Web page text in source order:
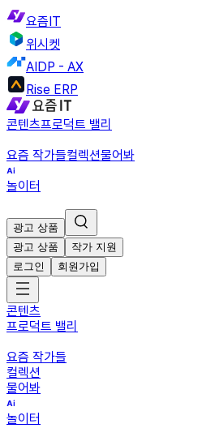
요즘IT
위시켓
AIDP - AX
Rise ERP
콘텐츠프로덕트 밸리
요즘 작가들컬렉션물어봐
놀이터
광고 상품
광고 상품
작가 지원
로그인
회원가입
콘텐츠
프로덕트 밸리
요즘 작가들
컬렉션
물어봐
놀이터